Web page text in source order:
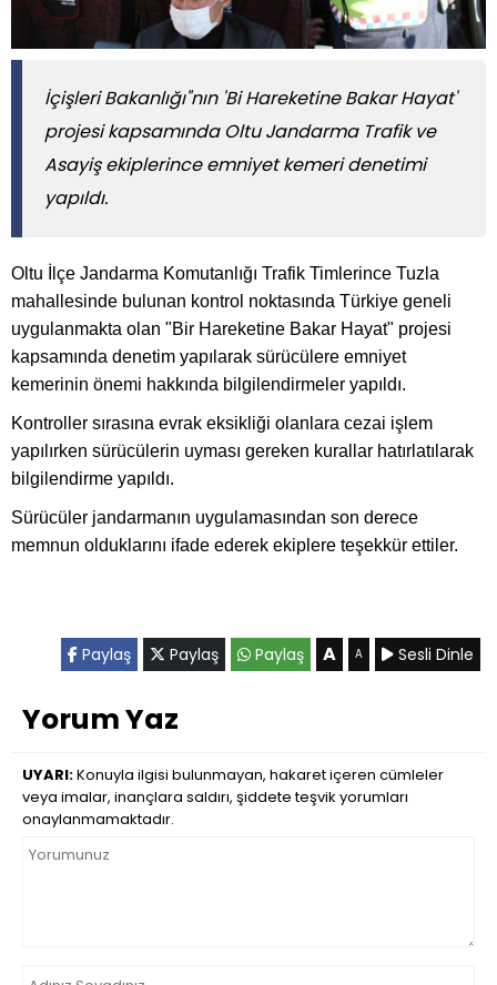
İçişleri Bakanlığı"nın 'Bi Hareketine Bakar Hayat'
projesi kapsamında Oltu Jandarma Trafik ve
Asayiş ekiplerince emniyet kemeri denetimi
yapıldı.
Oltu İlçe Jandarma Komutanlığı Trafik Timlerince Tuzla
mahallesinde bulunan kontrol noktasında Türkiye geneli
uygulanmakta olan "Bir Hareketine Bakar Hayat" projesi
kapsamında denetim yapılarak sürücülere emniyet
kemerinin önemi hakkında bilgilendirmeler yapıldı.
Kontroller sırasına evrak eksikliği olanlara cezai işlem
yapılırken sürücülerin uyması gereken kurallar hatırlatılarak
bilgilendirme yapıldı.
Sürücüler jandarmanın uygulamasından son derece
memnun olduklarını ifade ederek ekiplere teşekkür ettiler.
Paylaş Paylaş Paylaş A A Sesli Dinle
Yorum Yaz
UYARI:Konuyla ilgisi bulunmayan, hakaret içeren cümleler
veya imalar, inançlara saldırı, şiddete teşvik yorumları
onaylanmamaktadır.